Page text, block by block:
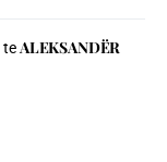
teALEKSANDËR